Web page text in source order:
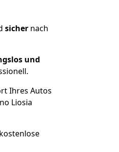
sichernach
und
Ihres Autos
Liosia